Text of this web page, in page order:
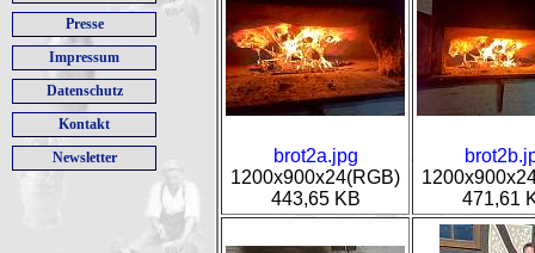
Presse
Impressum
Datenschutz
Kontakt
Newsletter
brot2a.jpg
1200x900x24(RGB)
443,65 KB
471,61